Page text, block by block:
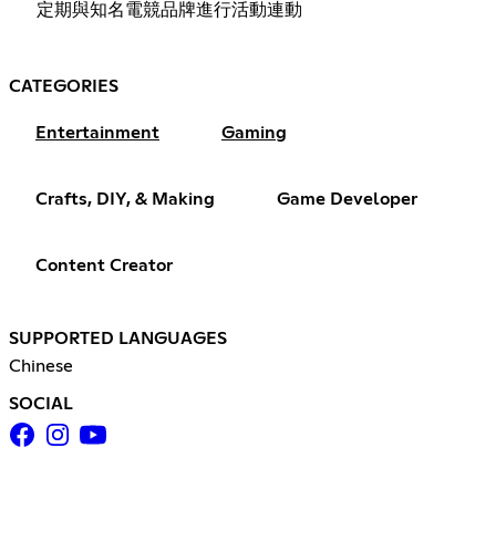
定期與知名電競品牌進行活動連動
CATEGORIES
Entertainment Gaming
Crafts, DIY, & Making Game Developer
Content Creator
SUPPORTED LANGUAGES
Chinese
SOCIAL